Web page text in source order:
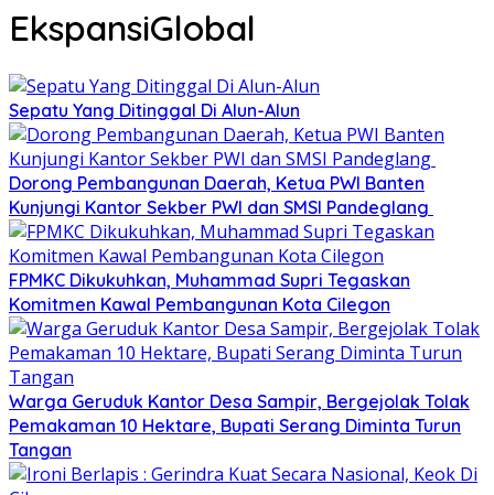
EkspansiGlobal
Sepatu Yang Ditinggal Di Alun-Alun
Dorong Pembangunan Daerah, Ketua PWI Banten
Kunjungi Kantor Sekber PWI dan SMSI Pandeglang
FPMKC Dikukuhkan, Muhammad Supri Tegaskan
Komitmen Kawal Pembangunan Kota Cilegon
Warga Geruduk Kantor Desa Sampir, Bergejolak Tolak
Pemakaman 10 Hektare, Bupati Serang Diminta Turun
Tangan